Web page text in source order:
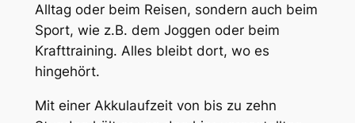
Alltag oder beim Reisen, sondern auch beim
Sport, wie z.B. dem Joggen oder beim
Krafttraining. Alles bleibt dort, wo es
hingehört.
Mit einer Akkulaufzeit von bis zu zehn